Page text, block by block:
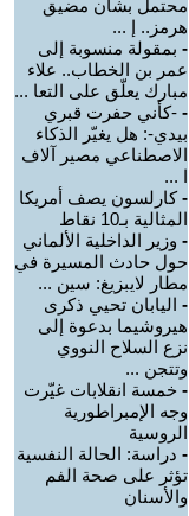
محتمل بشأن مضيق
هرمز.. إ ...
- بمقولة منسوبة إلى
عمر بن الخطاب.. علاء
مبارك يعلّق على التعا ...
- -كأني حفرت قبري
بيدي-: هل يغيّر الذكاء
الاصطناعي مصير آلاف
ا ...
-كارلسون يصف أمريكا
المثالية بـ10 نقاط
- وزير الداخلية الألماني
حول حادث المسيرة في
مطار لايبزيغ: سين ...
- اليابان تحيي ذكرى
هيروشيما بدعوة إلى
نزع السلاح النووي
وتتجن ...
- خمسة انقلابات غيّرت
وجه الإمبراطورية
الروسية
- دراسة: الحالة النفسية
تؤثر على صحة الفم
والأسنان